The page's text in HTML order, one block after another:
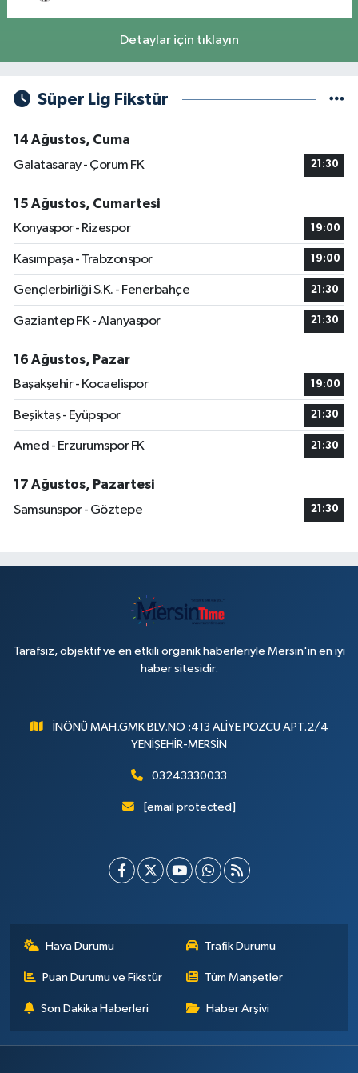
Detaylar için tıklayın
Süper Lig Fikstür
14 Ağustos, Cuma
Galatasaray - Çorum FK
21:30
15 Ağustos, Cumartesi
Konyaspor - Rizespor
19:00
Kasımpaşa - Trabzonspor 19:00
Gençlerbirliği S.K. - Fenerbahçe 21:30
Gaziantep FK - Alanyaspor 21:30
16 Ağustos, Pazar
Başakşehir - Kocaelispor
19:00
Beşiktaş - Eyüpspor 21:30
Amed - Erzurumspor FK 21:30
17 Ağustos, Pazartesi
Samsunspor - Göztepe
21:30
Tarafsız, objektif ve en etkili organik haberleriyle Mersin'in en iyi
haber sitesidir.
İNÖNÜ MAH.GMK BLV.NO :413 ALİYE POZCU APT.2/4
YENİŞEHİR-MERSİN
03243330033
[email protected]
Hava Durumu Trafik Durumu
Puan Durumu ve Fikstür Tüm Manşetler
Son Dakika Haberleri Haber Arşivi